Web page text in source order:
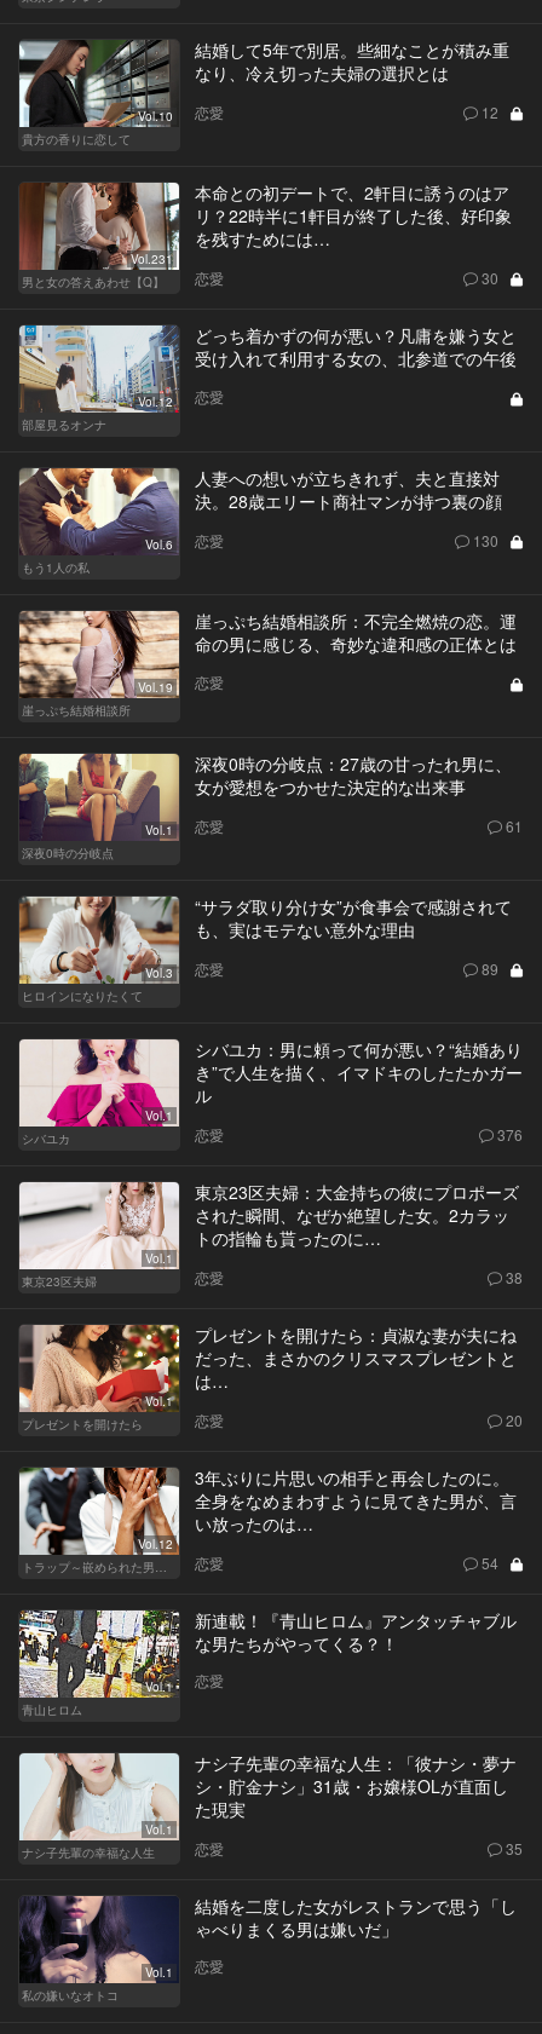
Vol.10
貴方の香りに恋して
結婚して5年で別居。些細なことが積み重
なり、冷え切った夫婦の選択とは
恋愛 12
Vol.231
男と女の答えあわせ【Q】
本命との初デートで、2軒目に誘うのはア
リ？22時半に1軒目が終了した後、好印象
を残すためには…
恋愛 30
Vol.12
部屋見るオンナ
どっち着かずの何が悪い？凡庸を嫌う女と
受け入れて利用する女の、北参道での午後
恋愛
Vol.6
もう1人の私
人妻への想いが立ちきれず、夫と直接対
決。28歳エリート商社マンが持つ裏の顔
恋愛 130
Vol.19
崖っぷち結婚相談所
崖っぷち結婚相談所：不完全燃焼の恋。運
命の男に感じる、奇妙な違和感の正体とは
恋愛
Vol.1
深夜0時の分岐点
深夜0時の分岐点：27歳の甘ったれ男に、
女が愛想をつかせた決定的な出来事
恋愛 61
Vol.3
ヒロインになりたくて
“サラダ取り分け女”が食事会で感謝されて
も、実はモテない意外な理由
恋愛 89
Vol.1
シバユカ
シバユカ：男に頼って何が悪い？“結婚あり
き”で人生を描く、イマドキのしたたかガー
ル
恋愛 376
Vol.1
東京23区夫婦
東京23区夫婦：大金持ちの彼にプロポーズ
された瞬間、なぜか絶望した女。2カラッ
トの指輪も貰ったのに…
恋愛 38
Vol.1
プレゼントを開けたら
プレゼントを開けたら：貞淑な妻が夫にね
だった、まさかのクリスマスプレゼントと
は…
恋愛 20
Vol.12
3年ぶりに片思いの相手と再会したのに。
全身をなめまわすように見てきた男が、言
い放ったのは…
恋愛 54
Vol.1
青山ヒロム
新連載！『青山ヒロム』アンタッチャブル
な男たちがやってくる？！
恋愛
Vol.1
ナシ子先輩の幸福な人生
ナシ子先輩の幸福な人生：「彼ナシ・夢ナ
シ・貯金ナシ」31歳・お嬢様OLが直面し
た現実
恋愛 35
Vol.1
私の嫌いなオトコ
結婚を二度した女がレストランで思う「し
ゃべりまくる男は嫌いだ」
恋愛